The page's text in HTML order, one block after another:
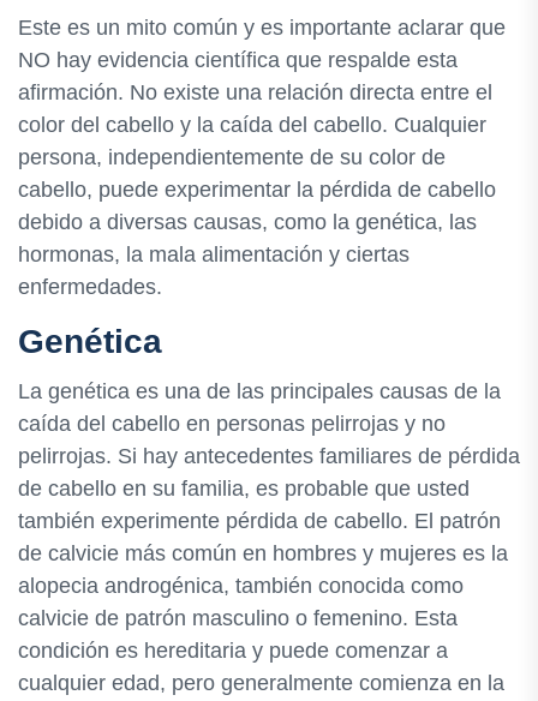
Este es un mito común y es importante aclarar que
NO hay evidencia científica que respalde esta
afirmación. No existe una relación directa entre el
color del cabello y la caída del cabello. Cualquier
persona, independientemente de su color de
cabello, puede experimentar la pérdida de cabello
debido a diversas causas, como la genética, las
hormonas, la mala alimentación y ciertas
enfermedades.
Genética
La genética es una de las principales causas de la
caída del cabello en personas pelirrojas y no
pelirrojas. Si hay antecedentes familiares de pérdida
de cabello en su familia, es probable que usted
también experimente pérdida de cabello. El patrón
de calvicie más común en hombres y mujeres es la
alopecia androgénica, también conocida como
calvicie de patrón masculino o femenino. Esta
condición es hereditaria y puede comenzar a
cualquier edad, pero generalmente comienza en la